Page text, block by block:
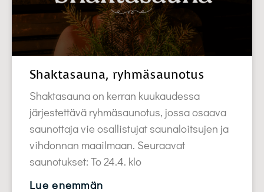
Shaktasauna, ryhmäsaunotus
Shaktasauna on kerran kuukaudessa
järjestettävä ryhmäsaunotus, jossa osaava
saunottaja vie osallistujat saunaloitsujen ja
vihdonnan maailmaan. Seuraavat
saunotukset: To 24.4. klo
Lue enemmän